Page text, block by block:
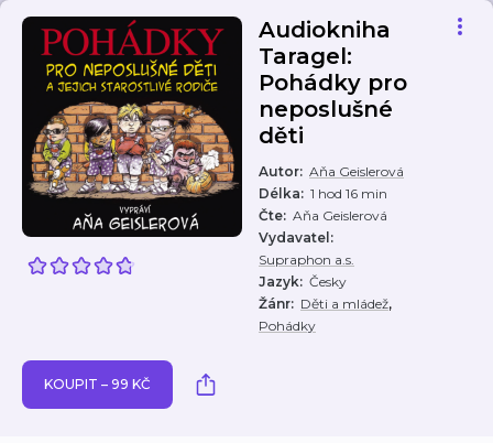
Audiokniha
Taragel:
Pohádky pro
neposlušné
děti
Autor: Aňa Geislerová
Délka: 1 hod 16 min
Čte: Aňa Geislerová
Vydavatel :
Supraphon a.s.
Jazyk: Česky
Žánr: Děti a mládež,
Pohádky
KOUPIT – 99 KČ